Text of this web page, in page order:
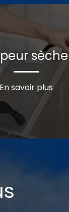
sèche
En savoir plus